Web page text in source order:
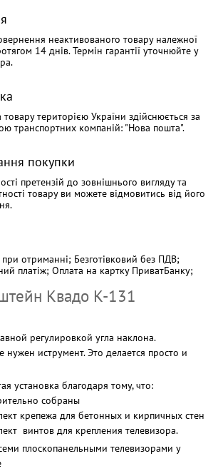
неактивованого товару належної
14 днів. Термін гарантії уточнюйте у
товару територією України здійснюється за
транспортних компаній: "Нова пошта".
покупки
претензій до зовнішнього вигляду та
товару ви можете відмовитись від його
при отриманні; Безготівковий без ПДВ;
платіж; Оплата на картку ПриватБанку;
Квадо К-131
регулировкой угла наклона.
нужен иструмент. Это делается просто и
установка благодаря тому, что:
собраны
крепежа для бетонных и кирпичных стен
винтов для крепления телевизора.
плоскопанельными телевизорами у